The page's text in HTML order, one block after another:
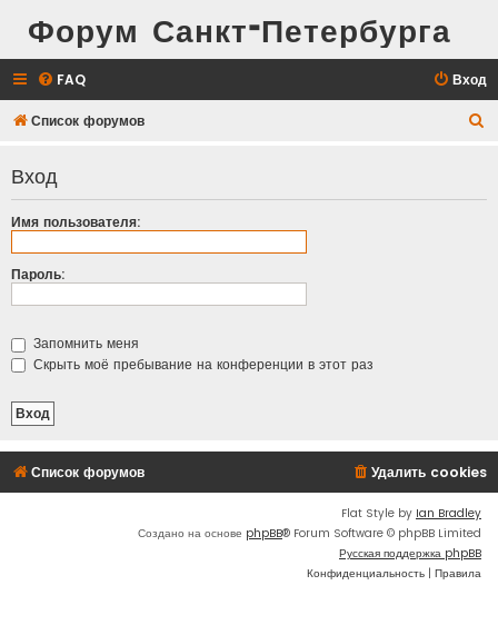
Форум Санкт-Петербурга
FAQ Вход
Список форумов
с
Вход
Имя пользователя:
Пароль:
Запомнить меня
Скрыть моё пребывание на конференции в этот раз
Список форумов Удалить cookies
Flat Style by Ian Bradley
Создано на основе phpBB® Forum Software © phpBB Limited
Русская поддержка phpBB
Конфиденциальность | Правила